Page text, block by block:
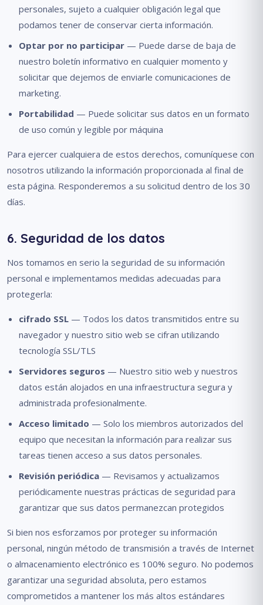
personales, sujeto a cualquier obligación legal que
podamos tener de conservar cierta información.
Optar por no participar — Puede darse de baja de
nuestro boletín informativo en cualquier momento y
solicitar que dejemos de enviarle comunicaciones de
marketing.
Portabilidad — Puede solicitar sus datos en un formato
de uso común y legible por máquina
Para ejercer cualquiera de estos derechos, comuníquese con
nosotros utilizando la información proporcionada al final de
esta página. Responderemos a su solicitud dentro de los 30
días.
6. Seguridad de los datos
Nos tomamos en serio la seguridad de su información
personal e implementamos medidas adecuadas para
protegerla:
cifrado SSL — Todos los datos transmitidos entre su
navegador y nuestro sitio web se cifran utilizando
tecnología SSL/TLS
Servidores seguros — Nuestro sitio web y nuestros
datos están alojados en una infraestructura segura y
administrada profesionalmente.
Acceso limitado — Solo los miembros autorizados del
equipo que necesitan la información para realizar sus
tareas tienen acceso a sus datos personales.
Revisión periódica — Revisamos y actualizamos
periódicamente nuestras prácticas de seguridad para
garantizar que sus datos permanezcan protegidos
Si bien nos esforzamos por proteger su información
personal, ningún método de transmisión a través de Internet
o almacenamiento electrónico es 100% seguro. No podemos
garantizar una seguridad absoluta, pero estamos
comprometidos a mantener los más altos estándares